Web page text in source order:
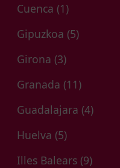
Cuenca (1)
Gipuzkoa (5)
Girona (3)
Granada (11)
Guadalajara (4)
Huelva (5)
Illes Balears (9)